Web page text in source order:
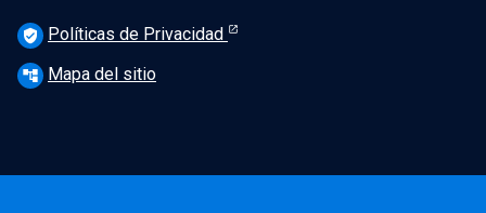
verified_user Políticas de Privacidad
account_tree Mapa del sitio